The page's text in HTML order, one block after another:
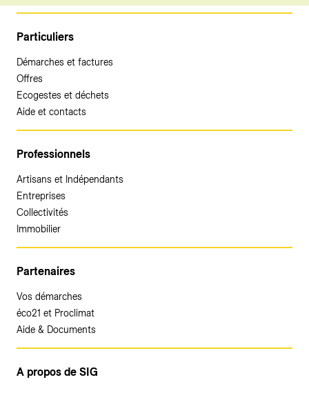
Particuliers
Démarches et factures
Offres
Ecogestes et déchets
Aide et contacts
Professionnels
Artisans et Indépendants
Entreprises
Collectivités
Immobilier
Partenaires
Vos démarches
éco21 et Proclimat
Aide & Documents
A propos de SIG